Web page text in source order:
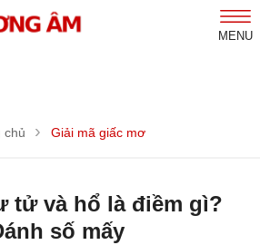
MENU
chủ Giải mã giấc mơ
tử và hổ là điềm gì?
số mấy